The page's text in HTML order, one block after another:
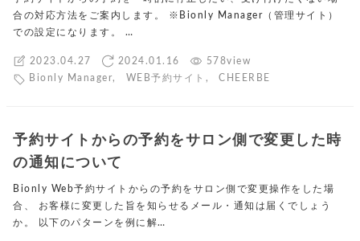
合の対応方法をご案内します。 ※Bionly Manager（管理サイト）
での設定になります。 …
2023.04.27 2024.01.16
578view
Bionly Manager, WEB予約サイト , CHEERBE
予約サイトからの予約をサロン側で変更した時
の通知について
Bionly Web予約サイトからの予約をサロン側で変更操作をした場
合、 お客様に変更した旨を知らせるメール・通知は届くでしょう
か。 以下のパターンを例に解…